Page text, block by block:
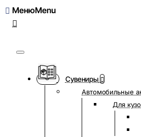
Меню
Сувениры
Автомобильные
Для